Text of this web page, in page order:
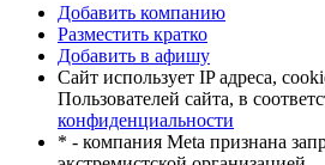
Добавить компанию
Разместить кратко
Добавить в афишу
Сайт использует IP адреса,
Пользователей сайта, в
конфиденциальности
* - компания Meta признана